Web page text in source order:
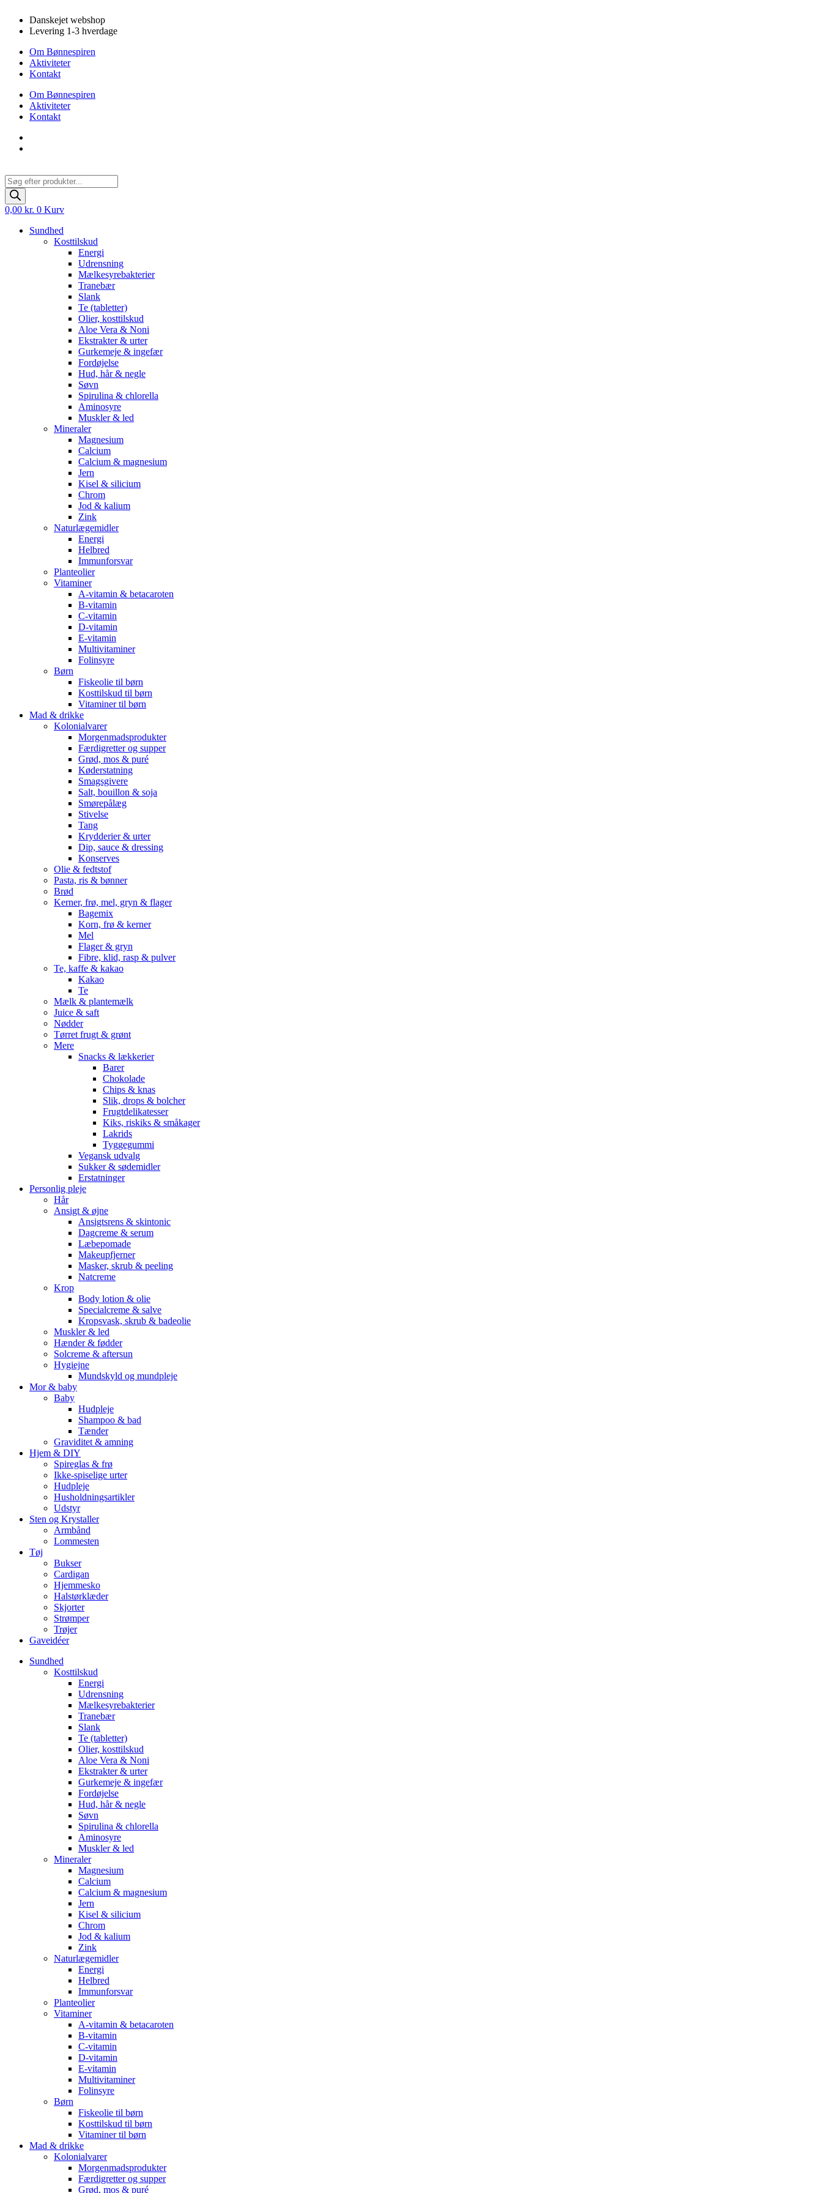
indhold
Danskejet webshop
Levering 1-3 hverdage
Om Bønnespiren
Aktiviteter
Kontakt
Om Bønnespiren
Aktiviteter
Kontakt
Products
search
0,00 kr. 0 Kurv
Sundhed
Kosttilskud
Energi
Udrensning
Mælkesyrebakterier
Tranebær
Slank
Te (tabletter)
Olier, kosttilskud
Aloe Vera & Noni
Ekstrakter & urter
Gurkemeje & ingefær
Fordøjelse
Hud, hår & negle
Søvn
Spirulina & chlorella
Aminosyre
Muskler & led
Mineraler
Magnesium
Calcium
Calcium & magnesium
Jern
Kisel & silicium
Chrom
Jod & kalium
Zink
Naturlægemidler
Energi
Helbred
Immunforsvar
Planteolier
Vitaminer
A-vitamin & betacaroten
B-vitamin
C-vitamin
D-vitamin
E-vitamin
Multivitaminer
Folinsyre
Børn
Fiskeolie til børn
Kosttilskud til børn
Vitaminer til børn
Mad & drikke
Kolonialvarer
Morgenmadsprodukter
Færdigretter og supper
Grød, mos & puré
Køderstatning
Smagsgivere
Salt, bouillon & soja
Smørepålæg
Stivelse
Tang
Krydderier & urter
Dip, sauce & dressing
Konserves
Olie & fedtstof
Pasta, ris & bønner
Brød
Kerner, frø, mel, gryn & flager
Bagemix
Korn, frø & kerner
Mel
Flager & gryn
Fibre, klid, rasp & pulver
Te, kaffe & kakao
Kakao
Te
Mælk & plantemælk
Juice & saft
Nødder
Tørret frugt & grønt
Mere
Snacks & lækkerier
Barer
Chokolade
Chips & knas
Slik, drops & bolcher
Frugtdelikatesser
Kiks, riskiks & småkager
Lakrids
Tyggegummi
Vegansk udvalg
Sukker & sødemidler
Erstatninger
Personlig pleje
Hår
Ansigt & øjne
Ansigtsrens & skintonic
Dagcreme & serum
Læbepomade
Makeupfjerner
Masker, skrub & peeling
Natcreme
Krop
Body lotion & olie
Specialcreme & salve
Kropsvask, skrub & badeolie
Muskler & led
Hænder & fødder
Solcreme & aftersun
Hygiejne
Mundskyld og mundpleje
Mor & baby
Baby
Hudpleje
Shampoo & bad
Tænder
Graviditet & amning
Hjem & DIY
Spireglas & frø
Ikke-spiselige urter
Hudpleje
Husholdningsartikler
Udstyr
Sten og Krystaller
Armbånd
Lommesten
Tøj
Bukser
Cardigan
Hjemmesko
Halstørklæder
Skjorter
Strømper
Trøjer
Gaveidéer
Sundhed
Kosttilskud
Energi
Udrensning
Mælkesyrebakterier
Tranebær
Slank
Te (tabletter)
Olier, kosttilskud
Aloe Vera & Noni
Ekstrakter & urter
Gurkemeje & ingefær
Fordøjelse
Hud, hår & negle
Søvn
Spirulina & chlorella
Aminosyre
Muskler & led
Mineraler
Magnesium
Calcium
Calcium & magnesium
Jern
Kisel & silicium
Chrom
Jod & kalium
Zink
Naturlægemidler
Energi
Helbred
Immunforsvar
Planteolier
Vitaminer
A-vitamin & betacaroten
B-vitamin
C-vitamin
D-vitamin
E-vitamin
Multivitaminer
Folinsyre
Børn
Fiskeolie til børn
Kosttilskud til børn
Vitaminer til børn
Mad & drikke
Kolonialvarer
Morgenmadsprodukter
Færdigretter og supper
Grød, mos & puré